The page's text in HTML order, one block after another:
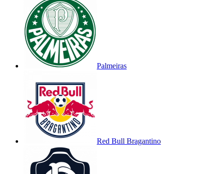
Palmeiras
Red Bull Bragantino